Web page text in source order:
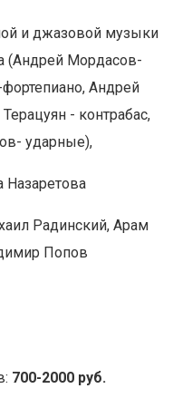
и джазовой музыки
(Андрей Мордасов-
Андрей
- контрабас,
ударные),
Назаретова
Радинский, Арам
Попов
700-2000 руб.